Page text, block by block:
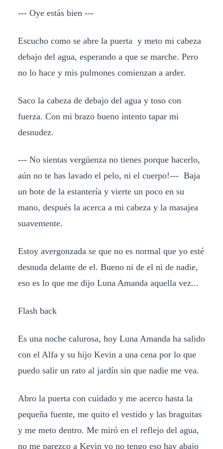
--- Oye estás bien ---
Escucho como se abre la puerta y meto mi cabeza
debajo del agua, esperando a que se marche. Pero
no lo hace y mis pulmones comienzan a arder.
Saco la cabeza de debajo del agua y toso con
fuerza. Con mi brazo bueno intento tapar mi
desnudez.
--- No sientas vergüenza no tienes porque hacerlo,
aún no te has lavado el pelo, ni el cuerpo!--- Baja
un bote de la estantería y vierte un poco en su
mano, después la acerca a mi cabeza y la masajea
suavemente.
Estoy avergonzada se que no es normal que yo esté
desnuda delante de el. Bueno ni de el ni de nadie,
eso es lo que me dijo Luna Amanda aquella vez...
Flash back
Es una noche calurosa, hoy Luna Amanda ha salido
con el Alfa y su hijo Kevin a una cena por lo que
puedo salir un rato al jardín sin que nadie me vea.
Abro la puerta con cuidado y me acerco hasta la
pequeña fuente, me quito el vestido y las braguitas
y me meto dentro. Me miró en el reflejo del agua,
no me parezco a Kevin yo no tengo eso hay abajo